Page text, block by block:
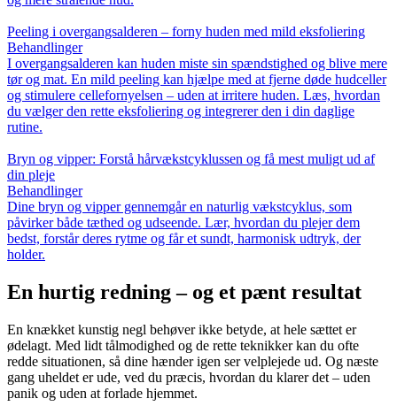
Peeling i overgangsalderen – forny huden med mild eksfoliering
Behandlinger
I overgangsalderen kan huden miste sin spændstighed og blive mere
tør og mat. En mild peeling kan hjælpe med at fjerne døde hudceller
og stimulere cellefornyelsen – uden at irritere huden. Læs, hvordan
du vælger den rette eksfoliering og integrerer den i din daglige
rutine.
Bryn og vipper: Forstå hårvækstcyklussen og få mest muligt ud af
din pleje
Behandlinger
Dine bryn og vipper gennemgår en naturlig vækstcyklus, som
påvirker både tæthed og udseende. Lær, hvordan du plejer dem
bedst, forstår deres rytme og får et sundt, harmonisk udtryk, der
holder.
En hurtig redning – og et pænt resultat
En knækket kunstig negl behøver ikke betyde, at hele sættet er
ødelagt. Med lidt tålmodighed og de rette teknikker kan du ofte
redde situationen, så dine hænder igen ser velplejede ud. Og næste
gang uheldet er ude, ved du præcis, hvordan du klarer det – uden
panik og uden at forlade hjemmet.